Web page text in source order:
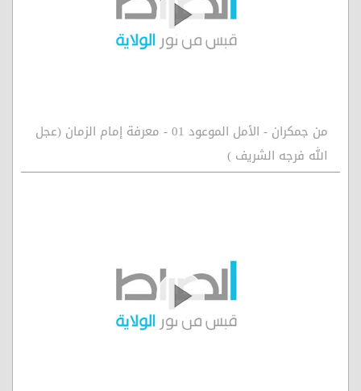
من جمكران - الأمل الموعود 01 - معرفة إمام الزمان (عجل
الله فرجه الشريف )